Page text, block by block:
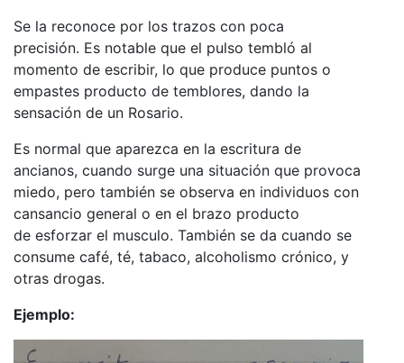
Se la reconoce por los trazos con poca
precisión. Es notable que el pulso tembló al
momento de escribir, lo que produce puntos o
empastes producto de temblores, dando la
sensación de un Rosario.
Es normal que aparezca en la escritura de
ancianos, cuando surge una situación que provoca
miedo, pero también se observa en individuos con
cansancio general o en el brazo producto
de esforzar el musculo. También se da cuando se
consume café, té, tabaco, alcoholismo crónico, y
otras drogas.
Ejemplo: